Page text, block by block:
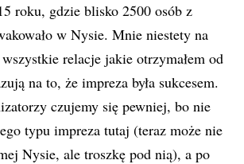
roku, gdzie blisko 2500 osób z
w Nysie. Mnie niestety na
relacje jakie otrzymałem od
na to, że impreza była sukcesem.
czujemy się pewniej, bo nie
typu impreza tutaj (teraz może nie
Nysie, ale troszkę pod nią), a po